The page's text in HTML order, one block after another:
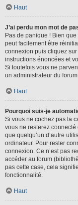
Haut
J’ai perdu mon mot de
Pas de panique ! Bien
peut facilement être
connexion puis cliquez sur
instructions énoncées et
Si toutefois vous ne
un administrateur du
Haut
Pourquoi suis-je
Si vous ne cochez pas la
vous ne resterez
que quelqu’un d’autre
ordinateur. Pour rester
connexion. Ce n’est pas
accéder au forum
pas cette case, cela
fonctionnalité.
Haut